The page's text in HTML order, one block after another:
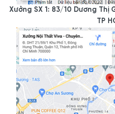
Xưởng SX 1: 83/10 Dương Thị
TP